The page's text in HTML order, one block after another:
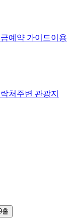
예약 가이드이용
처 주변 관광지
홀